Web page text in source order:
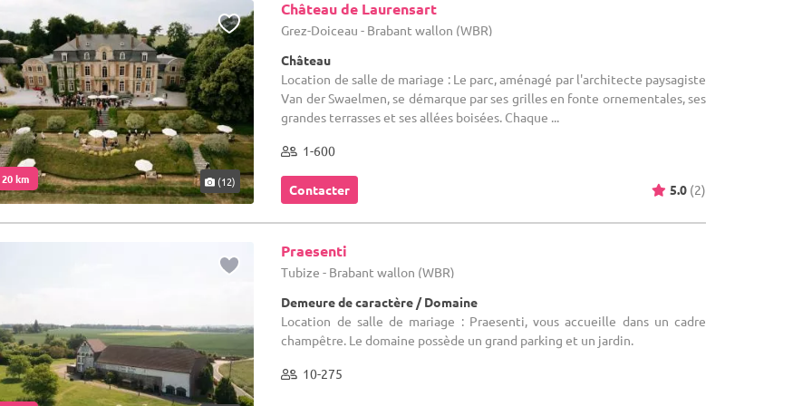
km (12)
Château de Laurensart
Grez-Doiceau - Brabant wallon (WBR)
Château
Location de salle de mariage : Le parc, aménagé par l'architecte paysagiste
Van der Swaelmen, se démarque par ses grilles en fonte ornementales, ses
grandes terrasses et ses allées boisées. Chaque ...
1-600
Contacter 5.0 (2)
Praesenti
Tubize - Brabant wallon (WBR)
Demeure de caractère / Domaine
Location de salle de mariage : Praesenti, vous accueille dans un cadre
champêtre. Le domaine possède un grand parking et un jardin.
10-275